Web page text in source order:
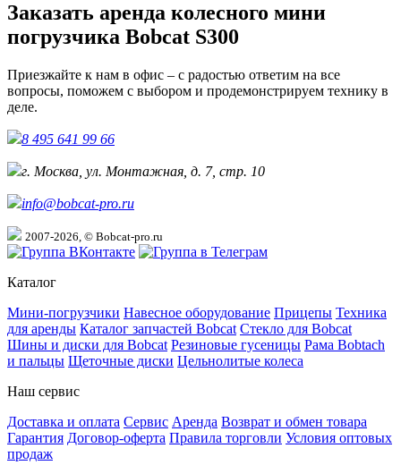
Заказать аренда колесного мини
погрузчика Bobcat S300
Приезжайте к нам в офис – с радостью ответим на все
вопросы, поможем с выбором и продемонстрируем технику в
деле.
8 495 641 99 66
г. Москва, ул. Монтажная, д. 7, стр. 10
info@bobcat-pro.ru
2007-2026, © Bobcat-pro.ru
Каталог
Мини-погрузчики Навесное оборудование Прицепы Техника
для аренды Каталог запчастей Bobcat Стекло для Bobcat
Шины и диски для Bobcat Резиновые гусеницы Рама Bobtach
и пальцы Щеточные диски Цельнолитые колеса
Наш сервис
Доставка и оплата Сервис Аренда Возврат и обмен товара
Гарантия Договор-оферта Правила торговли Условия оптовых
продаж